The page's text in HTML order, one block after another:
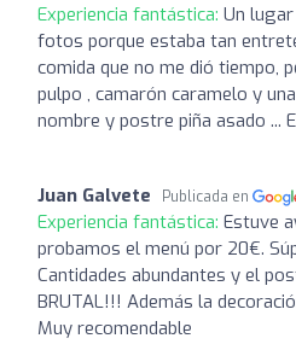
Experiencia fantástica: Un
fotos porque estaba tan
comida que no me dió tiempo,
pulpo , camarón caramelo y
nombre y postre piña asado ...
Juan Galvete Publicada en
Experiencia fantástica: Estuve
probamos el menú por 20€.
Cantidades abundantes y el
BRUTAL!!! Además la
Muy recomendable